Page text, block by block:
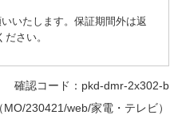
いたします。保証期間外は返
さい。
確認コード：pkd-dmr-2x302-b
（MO/230421/web/家電・テレビ）